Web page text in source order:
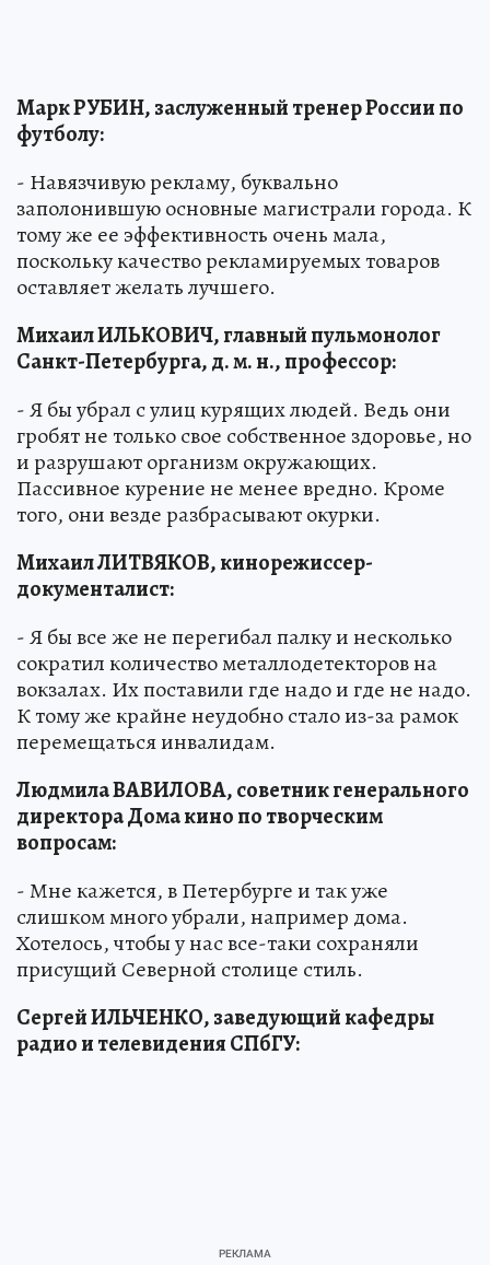
Марк РУБИН, заслуженный тренер России по
футболу:
- Навязчивую рекламу, буквально
заполонившую основные магистрали города. К
тому же ее эффективность очень мала,
поскольку качество рекламируемых товаров
оставляет желать лучшего.
Михаил ИЛЬКОВИЧ, главный пульмонолог
Санкт-Петербурга, д. м. н., профессор:
- Я бы убрал с улиц курящих людей. Ведь они
гробят не только свое собственное здоровье, но
и разрушают организм окружающих.
Пассивное курение не менее вредно. Кроме
того, они везде разбрасывают окурки.
Михаил ЛИТВЯКОВ, кинорежиссер-
документалист:
- Я бы все же не перегибал палку и несколько
сократил количество металлодетекторов на
вокзалах. Их поставили где надо и где не надо.
К тому же крайне неудобно стало из-за рамок
перемещаться инвалидам.
Людмила ВАВИЛОВА, советник генерального
директора Дома кино по творческим
вопросам:
- Мне кажется, в Петербурге и так уже
слишком много убрали, например дома.
Хотелось, чтобы у нас все-таки сохраняли
присущий Северной столице стиль.
Сергей ИЛЬЧЕНКО, заведующий кафедры
радио и телевидения СПбГУ: